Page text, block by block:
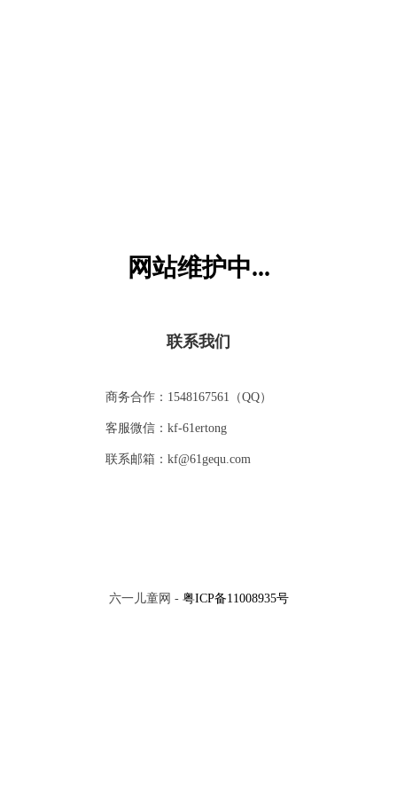
网站维护中...
联系我们
商务合作：1548167561（QQ）
客服微信：kf-61ertong
联系邮箱：kf@61gequ.com
六一儿童网 - 粤ICP备11008935号